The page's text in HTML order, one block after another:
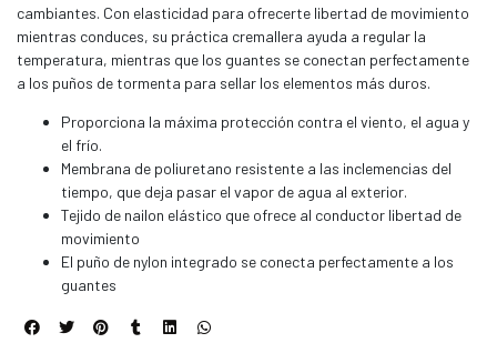
cambiantes. Con elasticidad para ofrecerte libertad de movimiento
mientras conduces, su práctica cremallera ayuda a regular la
temperatura, mientras que los guantes se conectan perfectamente
a los puños de tormenta para sellar los elementos más duros.
Proporciona la máxima protección contra el viento, el agua y
el frío.
Membrana de poliuretano resistente a las inclemencias del
tiempo, que deja pasar el vapor de agua al exterior.
Tejido de nailon elástico que ofrece al conductor libertad de
movimiento
El puño de nylon integrado se conecta perfectamente a los
guantes